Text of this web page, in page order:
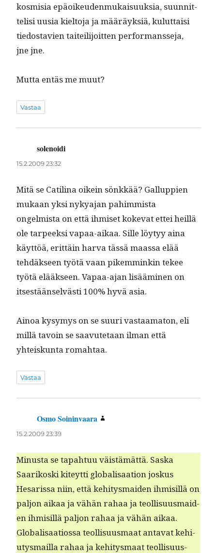
kos­misia epäoikeu­den­mukaisuuk­sia, suun­nit­
telisi uusia kiel­to­ja ja määräyk­siä, kulut­taisi
tiedostavien taiteil­i­joit­ten per­for­mansse­ja,
jne jne.
Mut­ta entäs me muut?
Vastaa
solenoidi
15.2.2009 23:32
Mitä se Catili­na oikein sönkkää? Gallup­pi­en
mukaan yksi nykya­jan pahim­mista
ongelmista on että ihmiset koke­vat ettei heil­lä
ole tarpeek­si vapaa-aikaa. Sille löy­tyy aina
käyt­töä, erit­täin har­va tässä maas­sa elää
tehdäk­seen työtä vaan pikem­minkin tekee
työtä elääk­seen. Vapaa-ajan lisäämi­nen on
itses­tään­selvästi 100% hyvä asia.
Ain­oa kysymys on se suuri vas­taam­a­ton, eli
mil­lä tavoin se saavute­taan ilman että
yhteiskun­ta romahtaa.
Vastaa
Osmo Soininvaara
15.2.2009 23:39
Minus­ta se tapah­tuu väistämät­tä. Sas­ka
Saarikos­ki kiteyt­ti glob­al­isaa­tion joskus
Hesaris­sa niin, että kehi­tys­maid­en ihmisil­lä on
paljon aikaa ja vähän rahaa ja teol­lisu­us­maid­
en ihmisil­lä paljon rahaa ja vähän aikaa.
Glob­al­isaa­tios­sa teol­lisu­us­maat anta­vat kehi­
u­tys­mail­la rahaa ja kehi­tys­maat teol­lisu­us­